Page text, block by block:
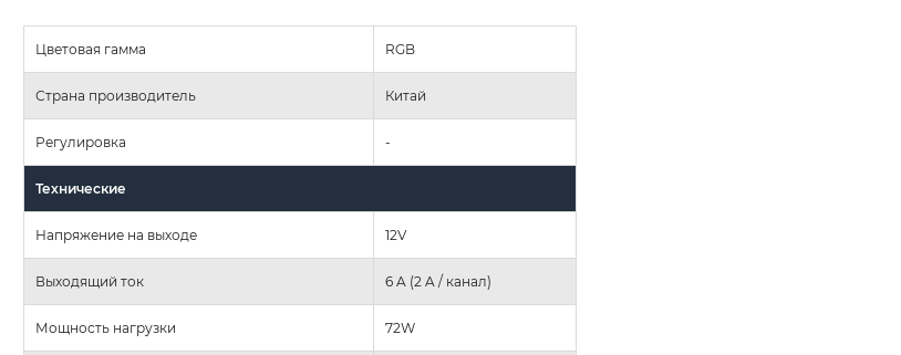
Цветовая гамма RGB
Страна производитель Китай
Регулировка -
Технические
Напряжение на выходе 12V
Выходящий ток 6 A (2 A / канал)
Мощность нагрузки 72W